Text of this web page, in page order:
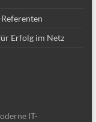
Erfolg im Netz
IT-